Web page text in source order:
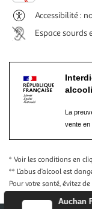
Auchan
Accessibilité :
Espace
La
vente en
* Voir les conditions en
** L’abus d’alcool est
Pour votre santé, évitez